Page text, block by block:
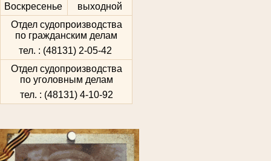
Воскресенье
выходной
Отдел судопроизводства
по гражданским делам
тел. : (48131) 2-05-42
Отдел судопроизводства
по уголовным делам
тел. : (48131) 4-10-92